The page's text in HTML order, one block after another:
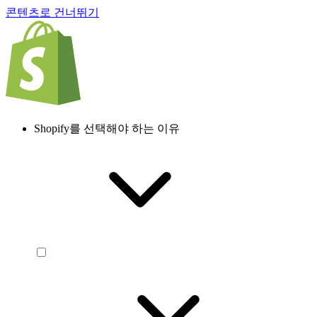
콘텐츠로 건너뛰기
Shopify를 선택해야 하는 이유